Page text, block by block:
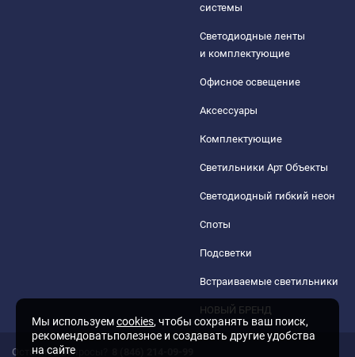
системы
Светодиодные ленты
и комплектующие
Офисное освещение
Аксессуары
Комплектующие
Светильники Арт Объекты
Светодиодный гибкий неон
Споты
Подсветки
Встраиваемые светильники
НОВЫЙ БРЕНД
Остались вопросы?
Мы используемcookies, чтобы сохранять ваш поиск,
рекомендоватьполезное и создавать другие удобства
на сайте